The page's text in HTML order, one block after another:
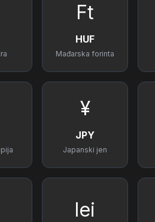
Ft
HUF
Mađarska forinta
¥
JPY
Japanski jen
lei